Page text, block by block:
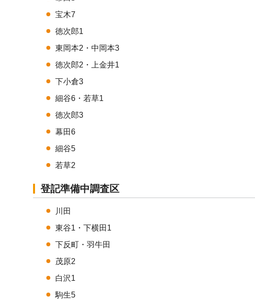
宝木7
徳次郎1
東岡本2・中岡本3
徳次郎2・上金井1
下小倉3
細谷6・若草1
徳次郎3
幕田6
細谷5
若草2
登記準備中調査区
川田
東谷1・下横田1
下反町・羽牛田
茂原2
白沢1
駒生5